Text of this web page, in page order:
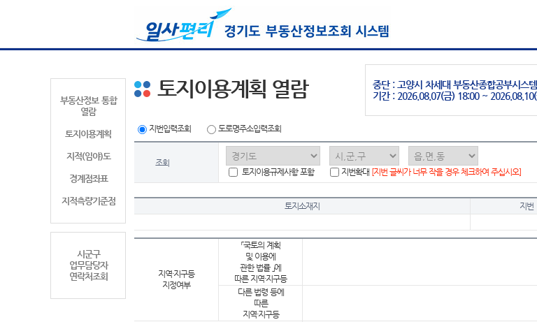
부동산정보 통합
열람
토지이용계획
지적(임야)도
경계점좌표
지적측량기준점
시군구
업무담당자
연락처조회
중단 : 고양시 차세대 부동산종합공부시스
기간 : 2026.08.07(금) 18:00 ~
토지이용계획 열람
지번입력조회 도로명주소입력조회
조회
토지이용규제사항 포함
지번확대 [지번 글씨가 너무 작을 경우 체크하여 주십시오]
토지소재지 지번
지역·지구등
지정여부
「국토의 계획
및 이용에
관한 법률 」에
따른 지역·지구등
다른 법령 등에
따른
지역·지구등